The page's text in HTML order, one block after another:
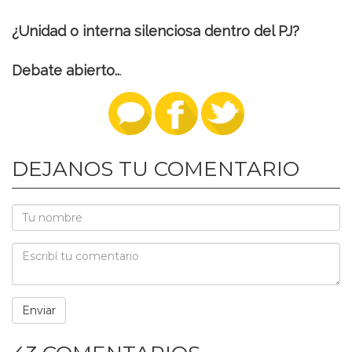
¿Unidad o interna silenciosa dentro del PJ?
Debate abierto...
DEJANOS TU COMENTARIO